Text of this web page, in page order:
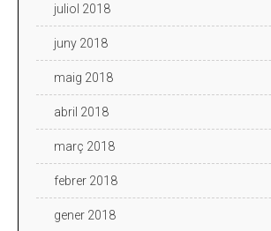
juliol 2018
juny 2018
maig 2018
abril 2018
març 2018
febrer 2018
gener 2018